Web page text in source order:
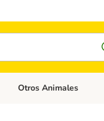
Gatos
Menú de categoria
Otros Animales